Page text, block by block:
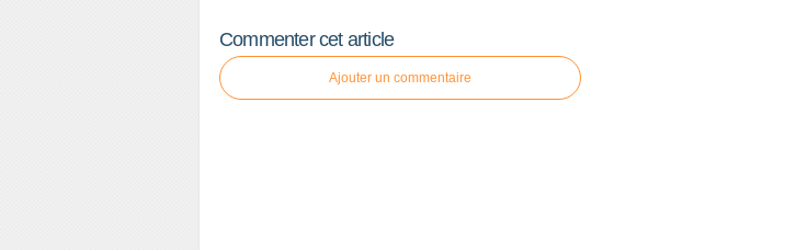
Commenter cet article
Ajouter un commentaire